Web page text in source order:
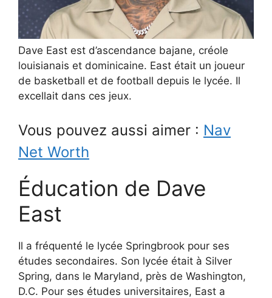
Dave East est d’ascendance bajane, créole
louisianais et dominicaine. East était un joueur
de basketball et de football depuis le lycée. Il
excellait dans ces jeux.
Vous pouvez aussi aimer : Nav
Net Worth
Éducation de Dave
East
Il a fréquenté le lycée Springbrook pour ses
études secondaires. Son lycée était à Silver
Spring, dans le Maryland, près de Washington,
D.C. Pour ses études universitaires, East a